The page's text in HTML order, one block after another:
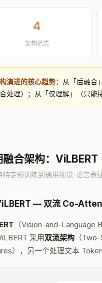
4
架构范式
演进的核心趋势：
从「后融合
处理）；从「仅理解」（只能
融合架构：
特定预训练到通用视觉-语言表
— 双流 Co-
（Vision-and-Language
采用双流架构 （
），另一个处理文本